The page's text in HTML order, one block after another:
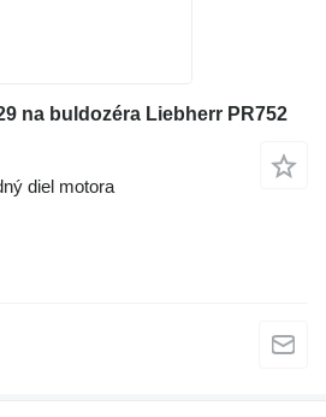
na buldozéra Liebherr PR752
diel motora